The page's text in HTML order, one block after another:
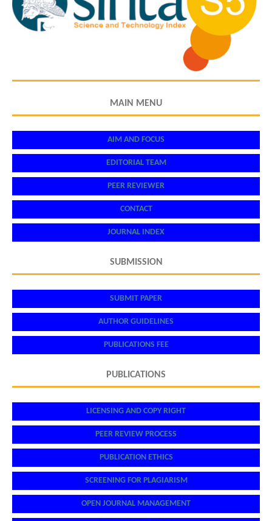
MAIN MENU
AIM AND FOCUS
EDITORIAL TEAM
PEER REVIEWER
CONTACT
JOURNAL INDEX
SUBMISSION
SUBMIT PAPER
AUTHOR GUIDELINES
PUBLICATIONS FEE
PUBLICATIONS
LICENSING AND COPY RIGHT
PEER REVIEW PROCESS
PUBLICATION ETHICS
SCREENING FOR PLAGIARISM
OPEN JOURNAL MANAGEMENT